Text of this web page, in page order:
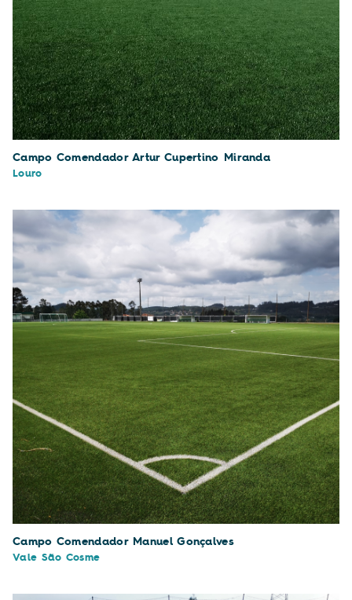
Campo Comendador Artur Cupertino Miranda
Louro
Campo Comendador Manuel Gonçalves
Vale São Cosme